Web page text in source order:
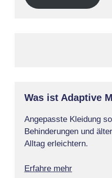
Was ist Adaptive
Angepasste Kleidung
Behinderungen und
Alltag erleichtern.
Erfahre mehr